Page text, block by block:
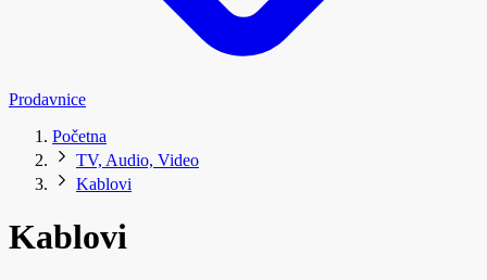
Prodavnice
Početna
TV, Audio, Video
Kablovi
Kablovi